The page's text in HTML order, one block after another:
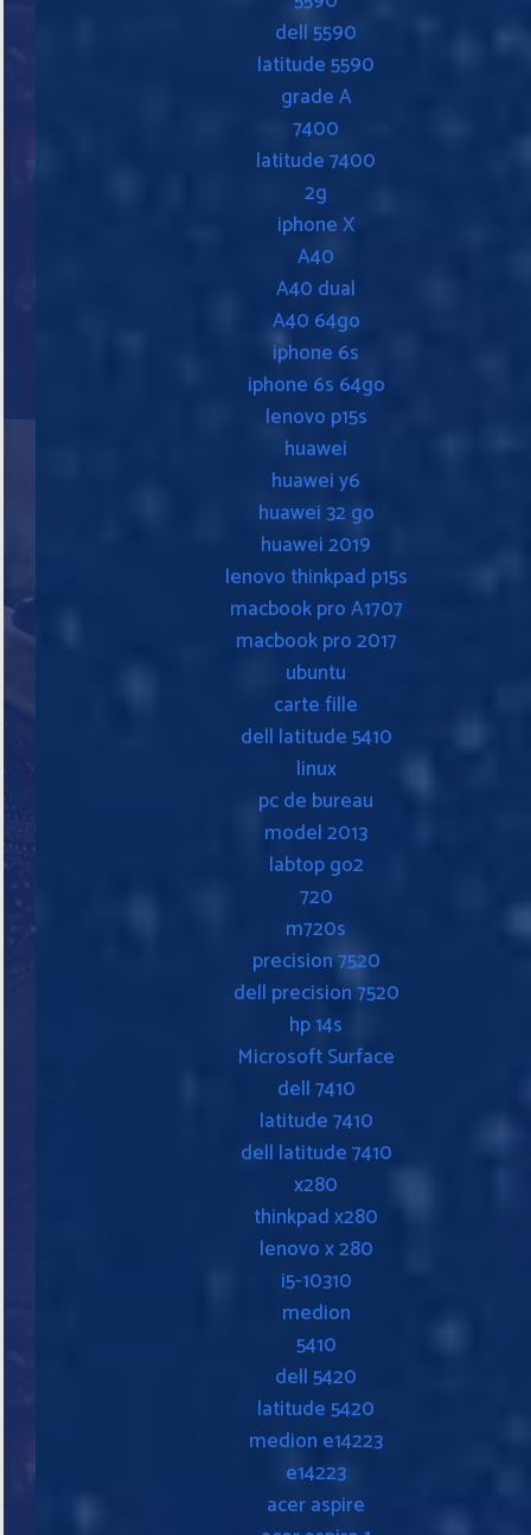
dell 5590
latitude 5590
grade A
7400
latitude 7400
2g
iphone X
A40
A40 dual
A40 64go
iphone 6s
iphone 6s 64go
lenovo p15s
huawei
huawei y6
huawei 32 go
huawei 2019
lenovo thinkpad p15s
macbook pro A1707
macbook pro 2017
ubuntu
carte fille
dell latitude 5410
linux
pc de bureau
model 2013
labtop go2
720
m720s
precision 7520
dell precision 7520
hp 14s
Microsoft Surface
dell 7410
latitude 7410
dell latitude 7410
x280
thinkpad x280
lenovo x 280
i5-10310
medion
5410
dell 5420
latitude 5420
medion e14223
e14223
acer aspire